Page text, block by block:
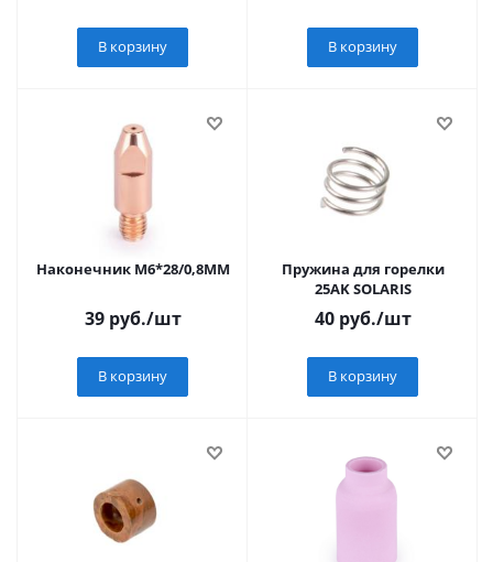
В корзину В корзину
Наконечник М6*28/0,8ММ
39руб./шт
В корзину
Пружина для горелки
25AK SOLARIS
40руб./шт
В корзину